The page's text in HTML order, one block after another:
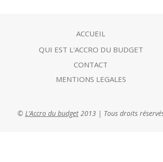
ACCUEIL
QUI EST L'ACCRO DU BUDGET
CONTACT
MENTIONS LEGALES
© L’Accro du budget 2013 | Tous droits